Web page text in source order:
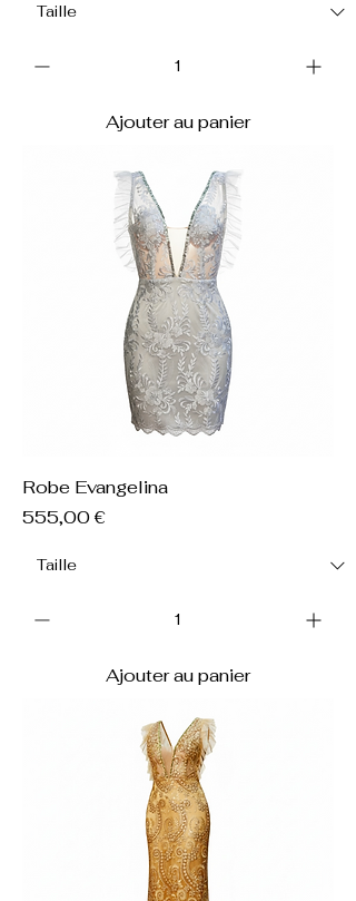
Ajouter au panier
Robe Evangelina
Prix
555,00 €
Ajouter au panier